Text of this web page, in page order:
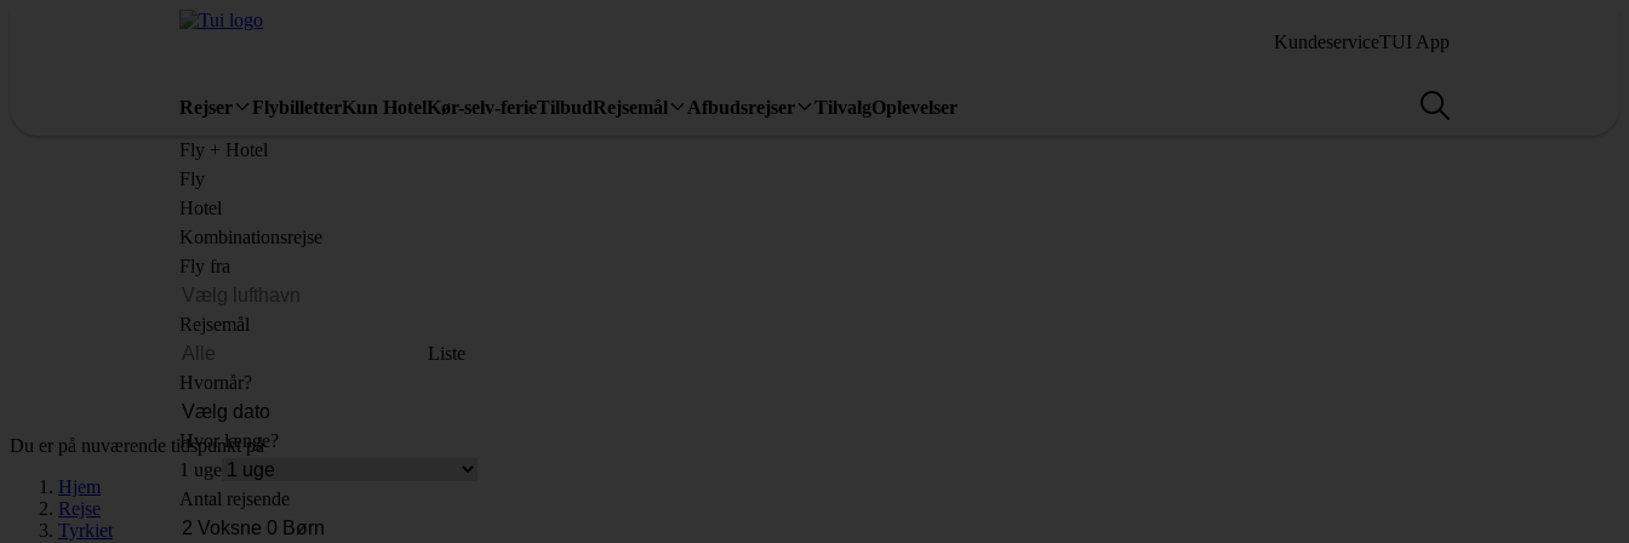
KundeserviceTUI App
Rejser FlybilletterKun HotelKør-selv-ferieTilbudRejsemål Afbudsrejser TilvalgOplevelser
Fly + Hotel
Fly
Hotel
Kombinationsrejse
Fly fra
Rejsemål
Liste
Hvornår?
Hvor længe?
1 uge
Antal rejsende
Du er på nuværende tidspunkt på
Hjem
Rejse
Tyrkiet